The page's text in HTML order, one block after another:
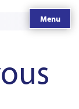
Menu